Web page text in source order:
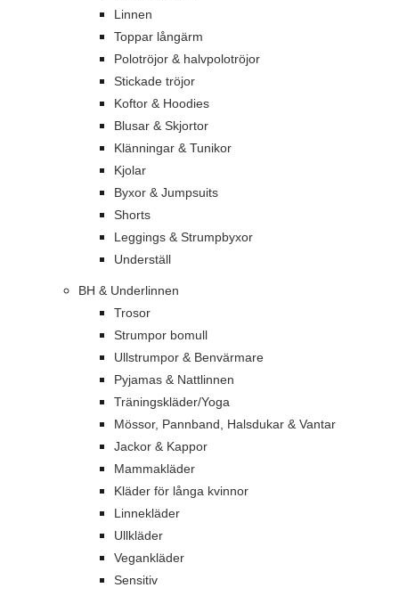
Linnen
Toppar långärm
Polotröjor & halvpolotröjor
Stickade tröjor
Koftor & Hoodies
Blusar & Skjortor
Klänningar & Tunikor
Kjolar
Byxor & Jumpsuits
Shorts
Leggings & Strumpbyxor
Underställ
BH & Underlinnen
Trosor
Strumpor bomull
Ullstrumpor & Benvärmare
Pyjamas & Nattlinnen
Träningskläder/Yoga
Mössor, Pannband, Halsdukar & Vantar
Jackor & Kappor
Mammakläder
Kläder för långa kvinnor
Linnekläder
Ullkläder
Vegankläder
Sensitiv